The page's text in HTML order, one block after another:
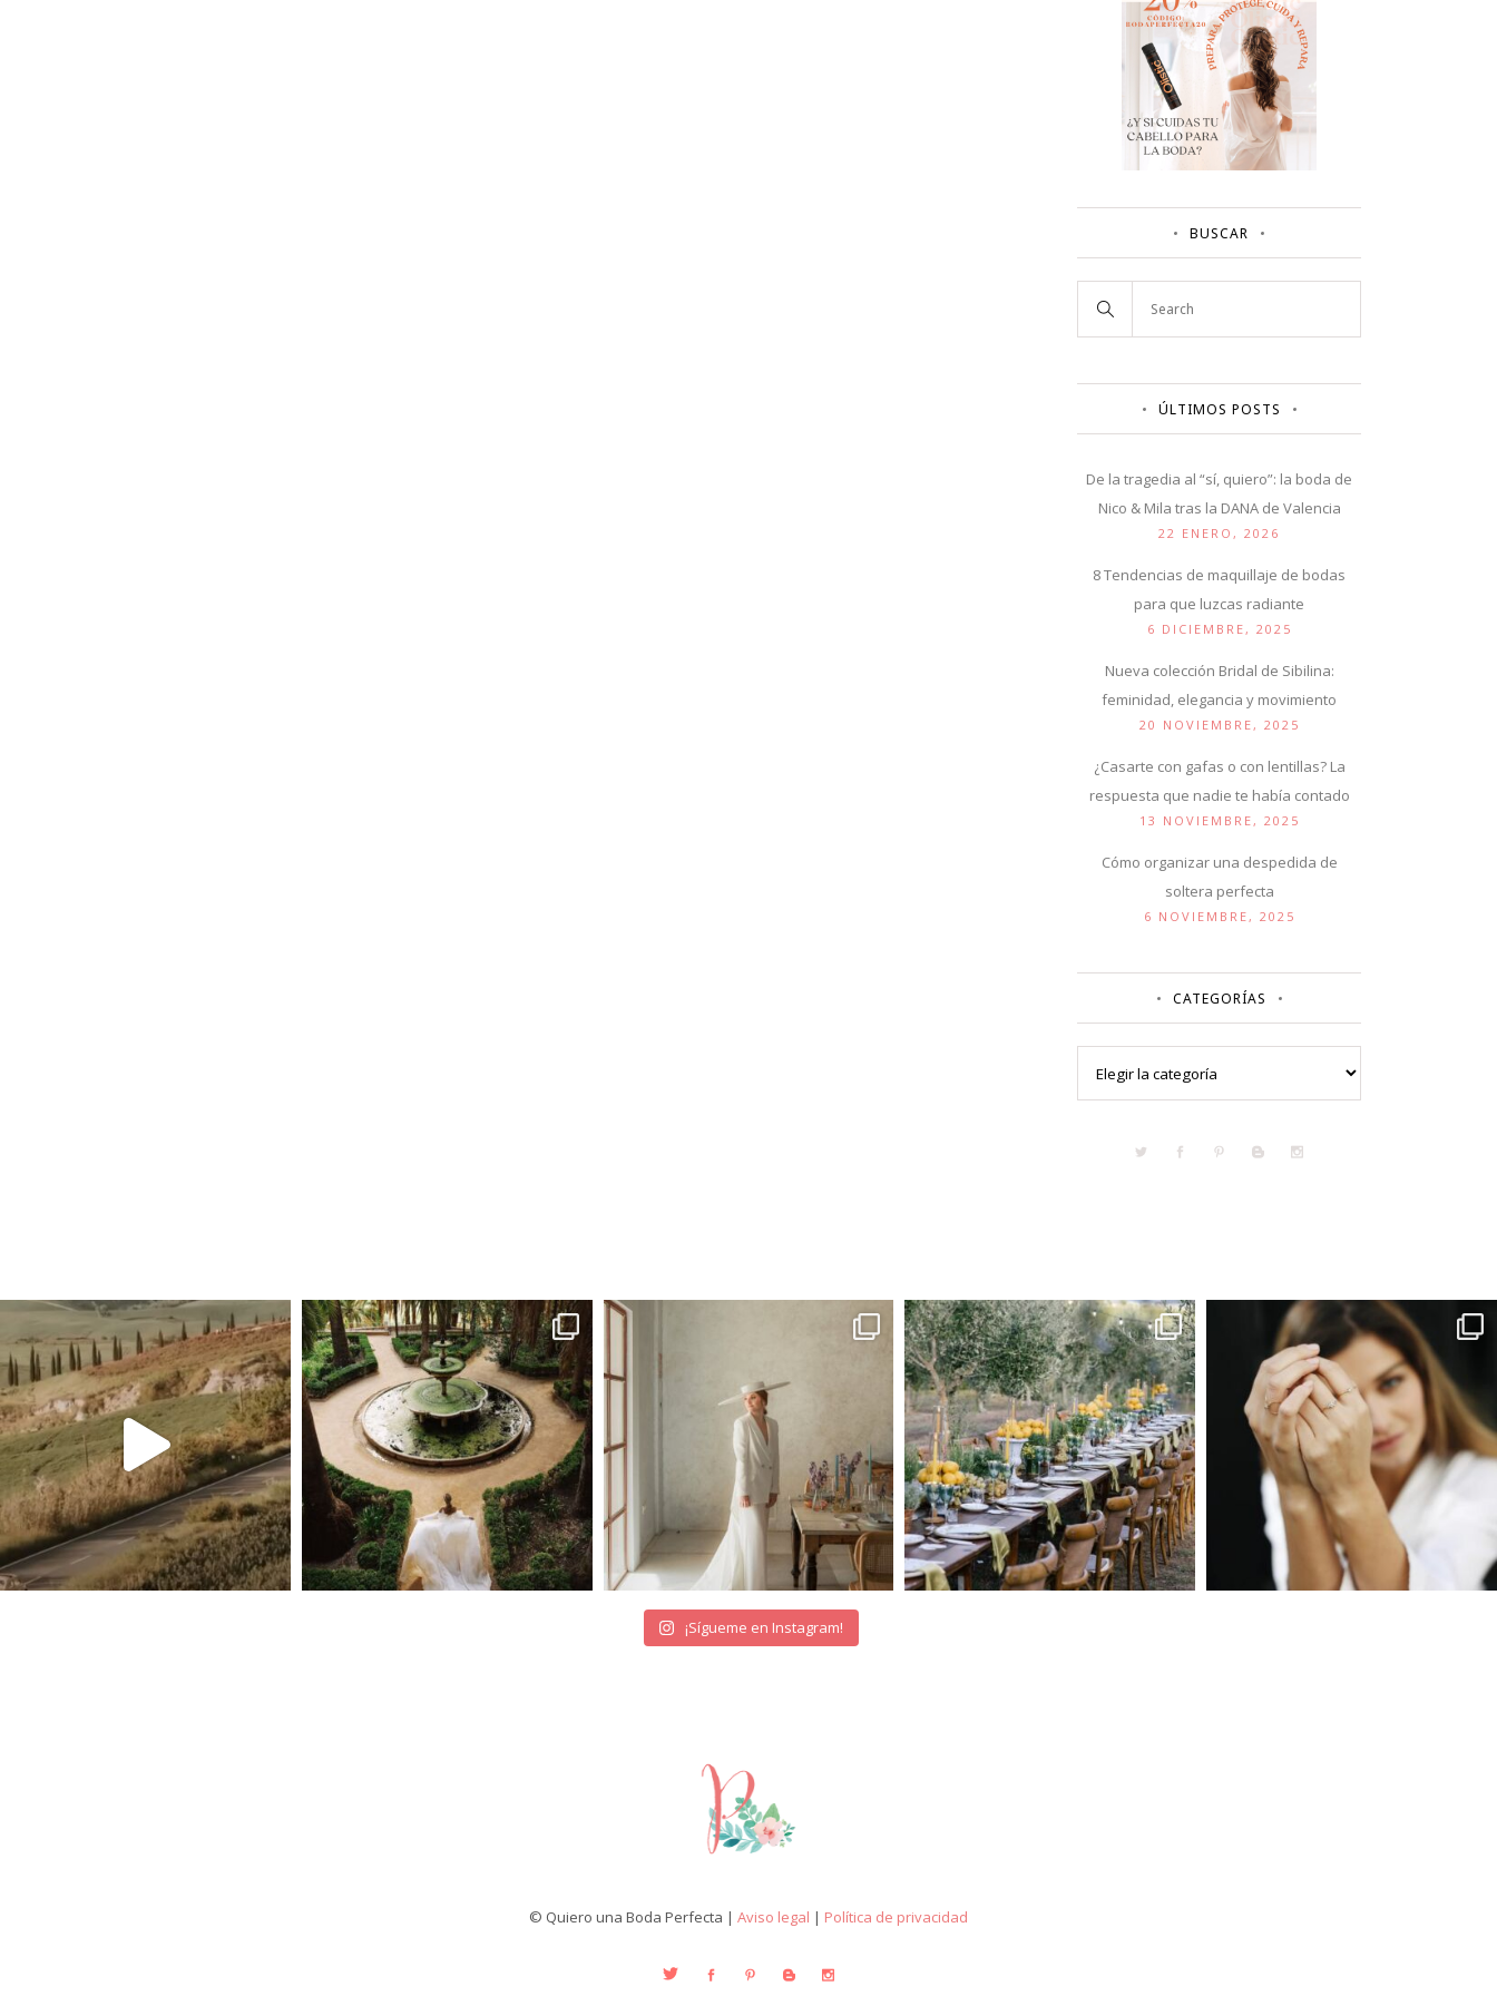
BUSCAR
ÚLTIMOS POSTS
De la tragedia al “sí, quiero”: la boda de
Nico & Mila tras la DANA de Valencia
22 ENERO, 2026
8 Tendencias de maquillaje de bodas
para que luzcas radiante
6 DICIEMBRE, 2025
Nueva colección Bridal de Sibilina:
feminidad, elegancia y movimiento
20 NOVIEMBRE, 2025
¿Casarte con gafas o con lentillas? La
respuesta que nadie te había contado
13 NOVIEMBRE, 2025
Cómo organizar una despedida de
soltera perfecta
6 NOVIEMBRE, 2025
CATEGORÍAS
¡Sígueme en Instagram!
© Quiero una Boda Perfecta | Aviso legal | Política de privacidad